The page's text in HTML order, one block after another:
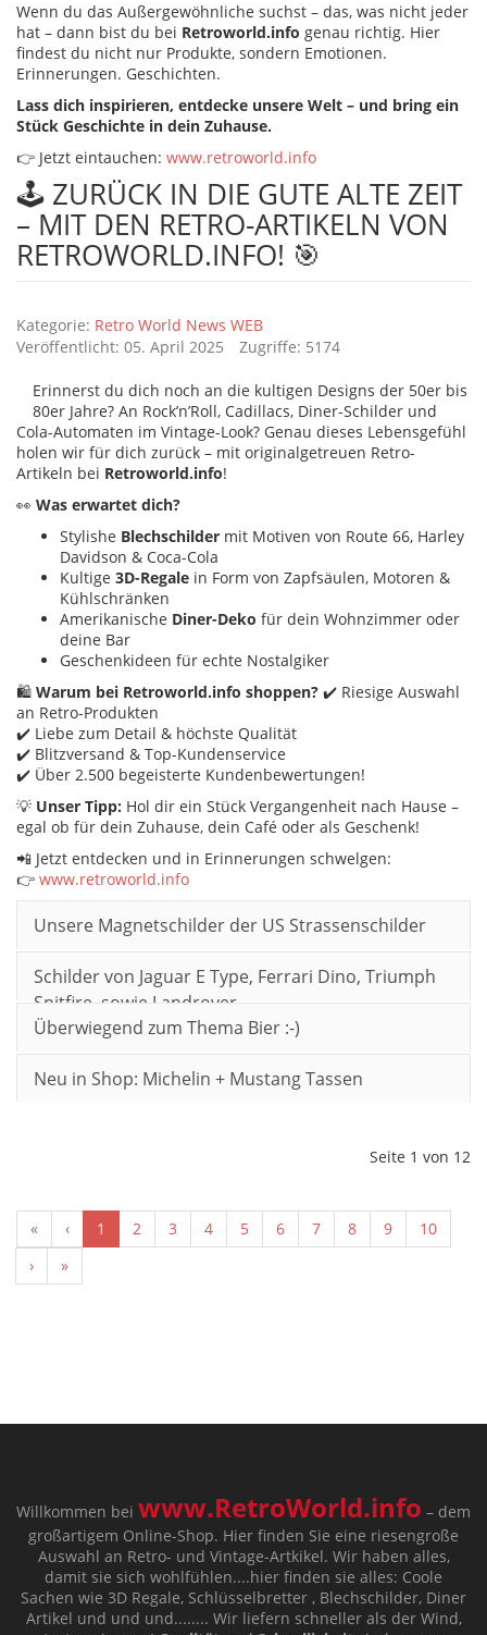
Wenn du das Außergewöhnliche suchst – das, was nicht jeder
hat – dann bist du bei Retroworld.info genau richtig. Hier
findest du nicht nur Produkte, sondern Emotionen.
Erinnerungen. Geschichten.
Lass dich inspirieren, entdecke unsere Welt – und bring ein
Stück Geschichte in dein Zuhause.
👉 Jetzt eintauchen: www.retroworld.info
🕹️ ZURÜCK IN DIE GUTE ALTE ZEIT
– MIT DEN RETRO-ARTIKELN VON
RETROWORLD.INFO! 🎯
Details
Kategorie: Retro World News WEB
Veröffentlicht: 05. April 2025
Zugriffe: 5174
Erinnerst du dich noch an die kultigen Designs der 50er bis
80er Jahre? An Rock’n’Roll, Cadillacs, Diner-Schilder und
Cola-Automaten im Vintage-Look? Genau dieses Lebensgefühl
holen wir für dich zurück – mit originalgetreuen Retro-
Artikeln bei Retroworld.info!
👀 Was erwartet dich?
Stylishe Blechschilder mit Motiven von Route 66, Harley
Davidson & Coca-Cola
Kultige 3D-Regale in Form von Zapfsäulen, Motoren &
Kühlschränken
Amerikanische Diner-Deko für dein Wohnzimmer oder
deine Bar
Geschenkideen für echte Nostalgiker
🛍️ Warum bei Retroworld.info shoppen? ✔️ Riesige Auswahl
an Retro-Produkten
✔️ Liebe zum Detail & höchste Qualität
✔️ Blitzversand & Top-Kundenservice
✔️ Über 2.500 begeisterte Kundenbewertungen!
💡 Unser Tipp: Hol dir ein Stück Vergangenheit nach Hause –
egal ob für dein Zuhause, dein Café oder als Geschenk!
📲 Jetzt entdecken und in Erinnerungen schwelgen:
👉 www.retroworld.info
Unsere Magnetschilder der US Strassenschilder
Schilder von Jaguar E Type, Ferrari Dino, Triumph
Spitfire, sowie Landrover
Überwiegend zum Thema Bier :-)
Neu in Shop: Michelin + Mustang Tassen
Seite 1 von 12
« ‹ 1 2 3 4 5 6 7 8 9
10
›
»
Willkommen bei www.RetroWorld.info – dem
großartigem Online-Shop. Hier finden Sie eine riesengroße
Auswahl an Retro- und Vintage-Artkikel. Wir haben alles,
damit sie sich wohlfühlen....hier finden sie alles: Coole
Sachen wie 3D Regale, Schlüsselbretter , Blechschilder, Diner
Artikel und und und........ Wir liefern schneller als der Wind,